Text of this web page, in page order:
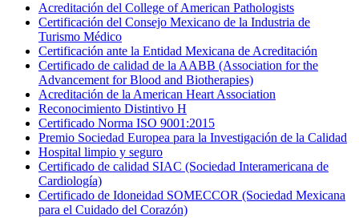
Acreditación del College of American Pathologists
Certificación del Consejo Mexicano de la Industria de
Turismo Médico
Certificación ante la Entidad Mexicana de Acreditación
Certificado de calidad de la AABB (Association for the
Advancement for Blood and Biotherapies)
Acreditación de la American Heart Association
Reconocimiento Distintivo H
Certificado Norma ISO 9001:2015
Premio Sociedad Europea para la Investigación de la Calidad
Hospital limpio y seguro
Certificado de calidad SIAC (Sociedad Interamericana de
Cardiología)
Certificado de Idoneidad SOMECCOR (Sociedad Mexicana
para el Cuidado del Corazón)